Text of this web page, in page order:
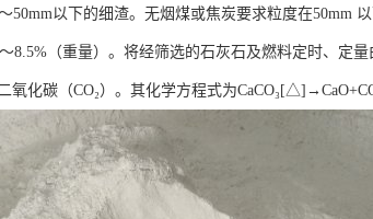
50mm以下的细渣。无烟煤或焦炭要求粒度在50mm
8.5%（重量）。将经筛选的石灰石及燃料定时、定
化碳（CO₂）。其化学方程式为